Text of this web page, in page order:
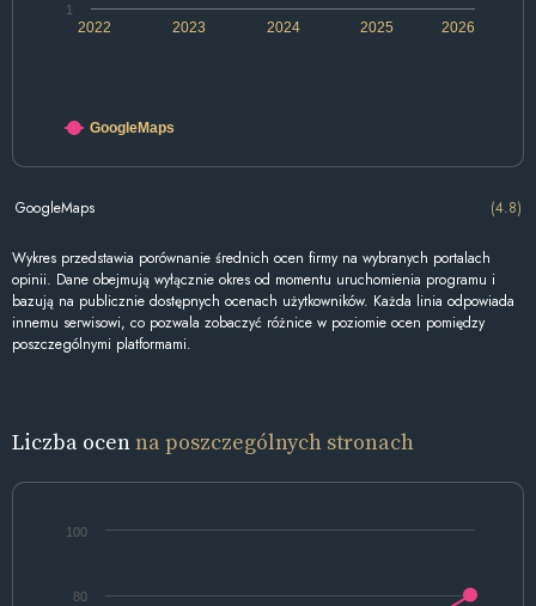
2022 2024 2026
2023 2025
1
GoogleMaps
GoogleMaps (4.8)
Wykres przedstawia porównanie średnich ocen firmy na wybranych portalach
opinii. Dane obejmują wyłącznie okres od momentu uruchomienia programu i
bazują na publicznie dostępnych ocenach użytkowników. Każda linia odpowiada
innemu serwisowi, co pozwala zobaczyć różnice w poziomie ocen pomiędzy
poszczególnymi platformami.
Liczba ocenna poszczególnych stronach
80
100